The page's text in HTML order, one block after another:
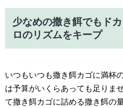
少なめの撒き餌でもド
ロのリズムをキープ
いつもいつも撒き餌カゴに満杯
は予算がいくらあっても足りま
て撒き餌カゴに詰める撒き餌の